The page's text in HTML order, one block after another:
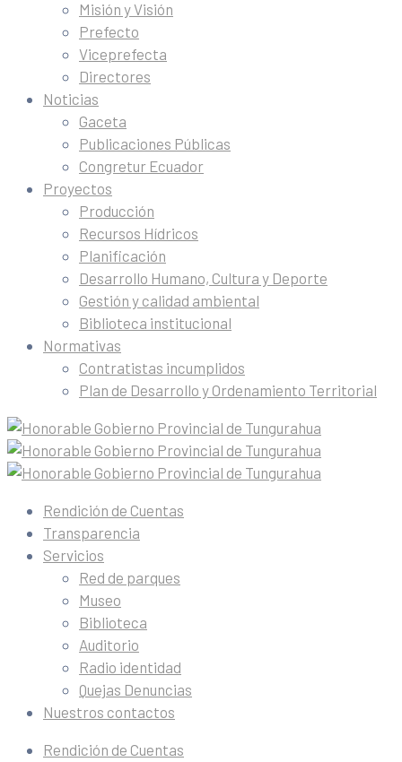
Misión y Visión
Prefecto
Viceprefecta
Directores
Noticias
Gaceta
Publicaciones Públicas
Congretur Ecuador
Proyectos
Producción
Recursos Hídricos
Planificación
Desarrollo Humano, Cultura y Deporte
Gestión y calidad ambiental
Biblioteca institucional
Normativas
Contratistas incumplidos
Plan de Desarrollo y Ordenamiento Territorial
Rendición de Cuentas
Transparencia
Servicios
Red de parques
Museo
Biblioteca
Auditorio
Radio identidad
Quejas Denuncias
Nuestros contactos
Rendición de Cuentas